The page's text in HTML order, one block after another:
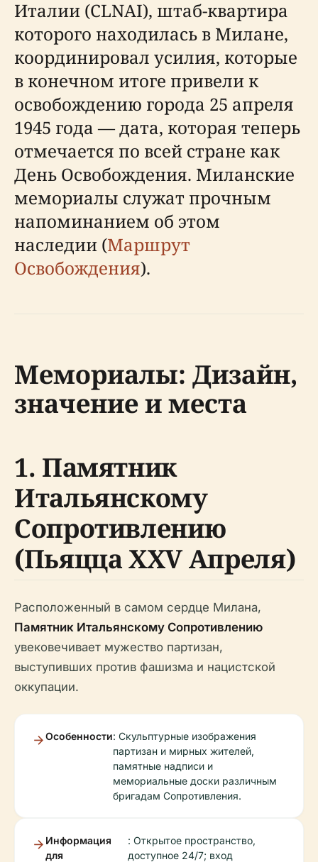
Италии (CLNAI), штаб-квартира
которого находилась в Милане,
координировал усилия, которые
в конечном итоге привели к
освобождению города 25 апреля
1945 года — дата, которая теперь
отмечается по всей стране как
День Освобождения. Миланские
мемориалы служат прочным
напоминанием об этом
наследии (Маршрут
Освобождения).
Мемориалы: Дизайн,
значение и места
1. Памятник
Итальянскому
Сопротивлению
(Пьяцца XXV Апреля)
Расположенный в самом сердце Милана,
Памятник Итальянскому Сопротивлению
увековечивает мужество партизан,
выступивших против фашизма и нацистской
оккупации.
Особенности: Скульптурные изображения
партизан и мирных жителей,
памятные надписи и
мемориальные доски различным
бригадам Сопротивления.
Информация
для
: Открытое пространство,
доступное 24/7; вход